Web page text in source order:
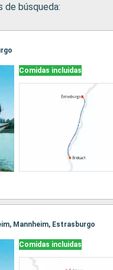
de búsqueda:
Comidas incluidas
Mannheim, Estrasburgo
Comidas incluidas